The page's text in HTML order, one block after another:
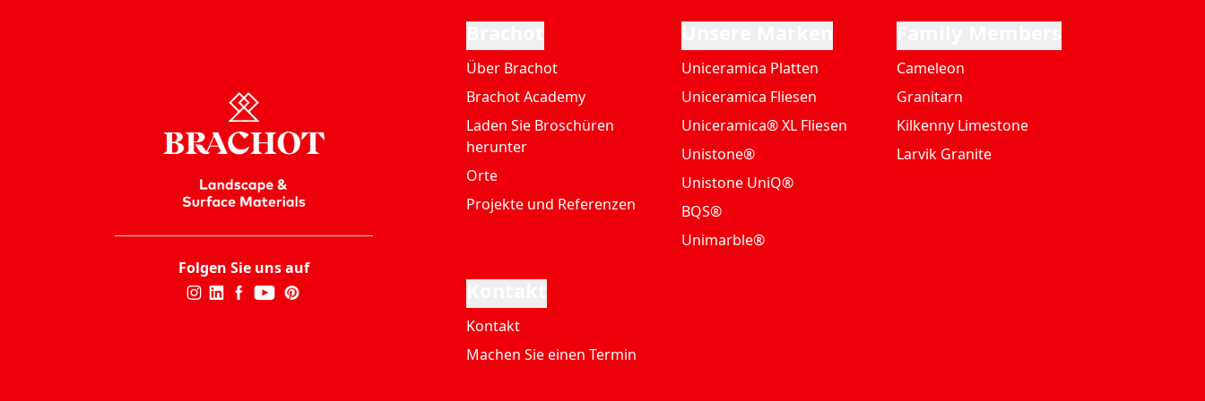
Folgen Sie uns auf
Über Brachot
Brachot Academy
Laden Sie Broschüren
herunter
Orte
Projekte und Referenzen
Uniceramica Platten
Uniceramica Fliesen
Uniceramica® XL Fliesen
Unistone®
Unistone UniQ®
BQS®
Unimarble®
Cameleon
Granitarn
Kilkenny Limestone
Larvik Granite
Kontakt
Machen Sie einen Termin